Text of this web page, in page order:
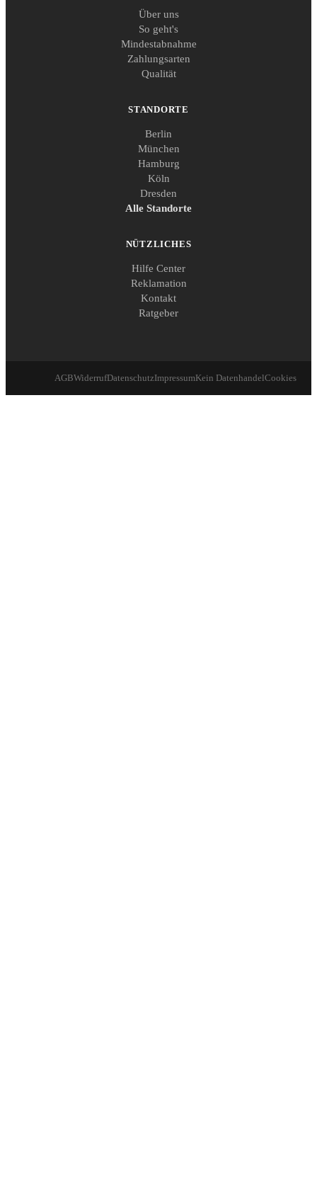
Über uns
So geht's
Mindestabnahme
Zahlungsarten
Qualität
STANDORTE
Berlin
München
Hamburg
Köln
Dresden
Alle Standorte
NÜTZLICHES
Hilfe Center
Reklamation
Kontakt
Ratgeber
AGBWiderrufDatenschutzImpressumKein DatenhandelCookies